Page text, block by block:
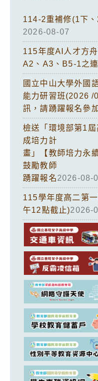
114-2重補修(1下
2026-08-07
115年度AI人才方
A2、A3、B5-1之
國立中山大學外國
能力研習班(2026 /
訊，請踴躍報名參
檢送「環境部第1
成培力計
畫」【教師培力永
鼓勵教師
踴躍報名2026-08-
115學年度高二第
午12點截止)2026-